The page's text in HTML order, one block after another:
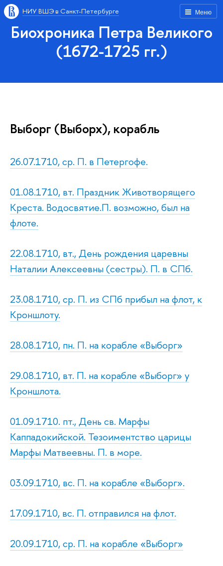
Меню
НИУ ВШЭ в Санкт-Петербурге
Биохроника Петра Великого
(1672-1725 гг.)
Выборг (Выборх), корабль
26.07.1710, ср. П. в Петергофе.
01.08.1710, вт. Праздник Животворящего
Креста. Водосвятие.П. возможно, был на
флоте.
22.08.1710, вт., День рождения царевны
Наталии Алексеевны (сестры). П. в СПб.
23.08.1710, ср. П. из СПб прибыл на флот, к
Кроншлоту.
28.08.1710, пн. П. на корабле «Выборг»
29.08.1710, вт. П. на корабле «Выборг» у
Кроншлота.
01.09.1710. пт., День св. Марфы
Каппадокийской. Тезоиментство царицы
Марфы Матвеевны. П. в море.
03.09.1710, вс. П. на корабле «Выборг».
17.09.1710, вс. П. отправился на флот.
20.09.1710, ср. П. на корабле «Выборг»